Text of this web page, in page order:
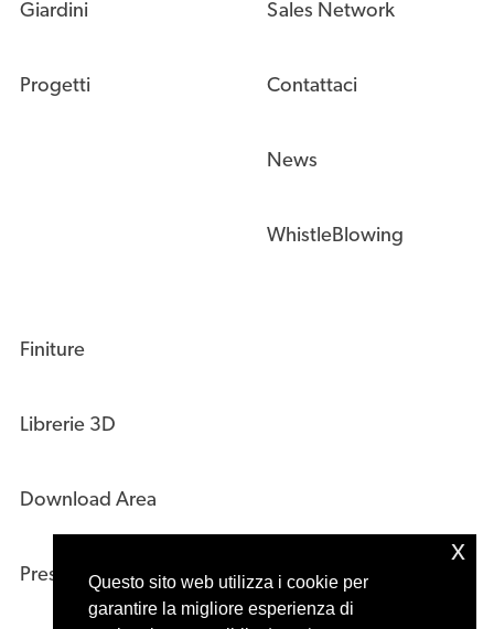
Questo sito web utilizza i cookie per
garantire la migliore esperienza di
x
Giardini
Progetti
Sales Network
Contattaci
News
WhistleBlowing
Finiture
Librerie 3D
Download Area
Press Kit